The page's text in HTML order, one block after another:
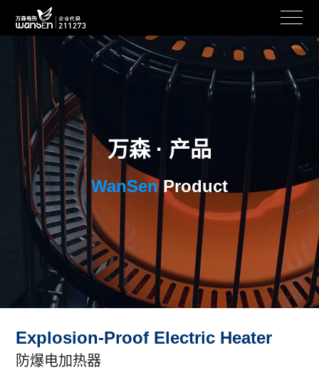
万森 · 产品
WanSenProduct
Explosion-Proof Electric Heater
防爆电加热器